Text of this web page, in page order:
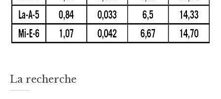
La recherche